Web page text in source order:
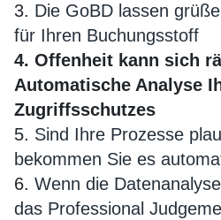
3. Die GoBD lassen
für Ihren Buchungsstoff
4. Offenheit kann sich
Automatische Analyse
Zugriffsschutzes
5. Sind Ihre Prozesse
bekommen Sie es
6. Wenn die
das Professional